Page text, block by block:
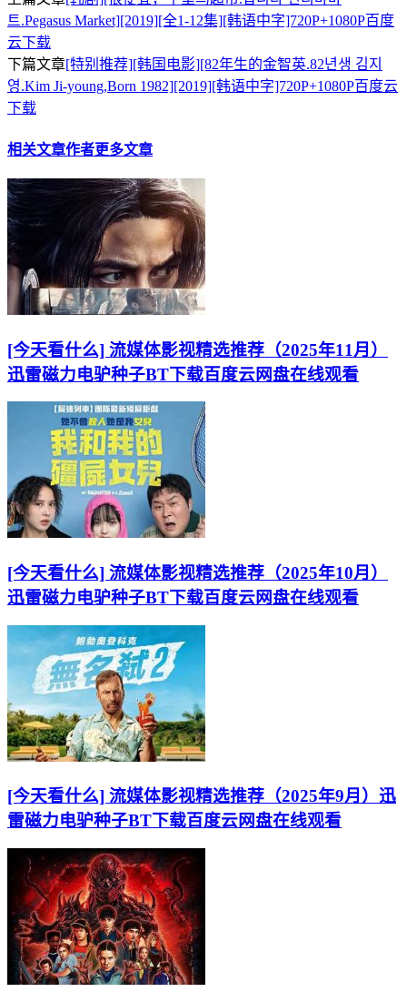
트.Pegasus Market][2019][全1-12集][韩语中字]720P+1080P百度
云下载
下篇文章[特别推荐][韩国电影][82年生的金智英.82년생 김지
영.Kim Ji-young,Born 1982][2019][韩语中字]720P+1080P百度云
下载
相关文章作者更多文章
[今天看什么] 流媒体影视精选推荐（2025年11月）
迅雷磁力电驴种子BT下载百度云网盘在线观看
[今天看什么] 流媒体影视精选推荐（2025年10月）
迅雷磁力电驴种子BT下载百度云网盘在线观看
[今天看什么] 流媒体影视精选推荐（2025年9月）迅
雷磁力电驴种子BT下载百度云网盘在线观看